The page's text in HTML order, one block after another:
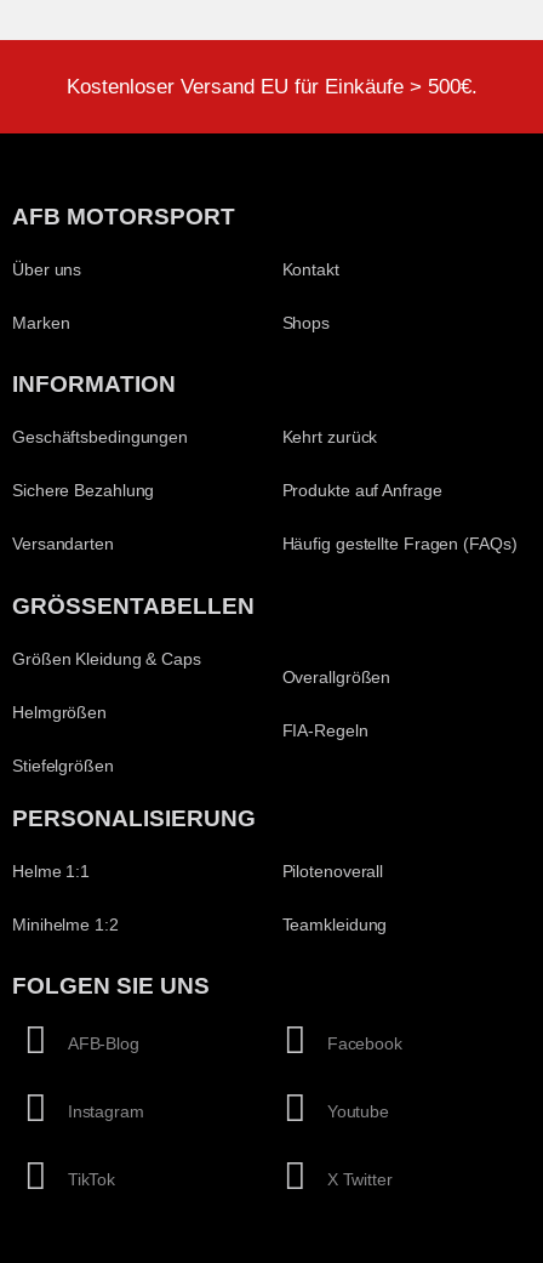
Kostenloser Versand EU für Einkäufe > 500€.
AFB MOTORSPORT
Über uns
Marken
Kontakt
Shops
INFORMATION
Geschäftsbedingungen
Sichere Bezahlung
Versandarten
Kehrt zurück
Produkte auf Anfrage
Häufig gestellte Fragen (FAQs)
GRÖSSENTABELLEN
Größen Kleidung & Caps
Helmgrößen
Stiefelgrößen
Overallgrößen
FIA-Regeln
PERSONALISIERUNG
Helme 1:1
Minihelme 1:2
Pilotenoverall
Teamkleidung
FOLGEN SIE UNS
AFB-Blog
Instagram
TikTok
Facebook
Youtube
X Twitter